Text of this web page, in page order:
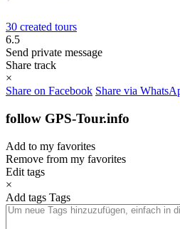
30 created tours
6.5
Send private message
Share track
×
Share on Facebook Share via
follow GPS-Tour.info
Add to my favorites
Remove from my favorites
Edit tags
×
Add tags Tags